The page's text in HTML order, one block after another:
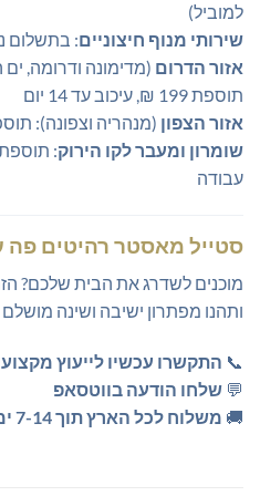
למוביל)
שירותי מנוף חיצוניים: בתשלום
אזור הדרום (מדימונה ודרומה,
תוספת 199 ₪, עיכוב עד 14 יום
אזור הצפון (מנהריה וצפונה): תוספת 199 ₪, עיכוב עד
שומרון ומעבר לקו הירוק
עבודה
סטייל מאסטר רהיטים פה
מוכנים לשדרג את הבית שלכם?
ותהנו מפתרון ישיבה ושינה מושלם
📞 התקשרו עכשיו לייעוץ
💬 שלחו הודעה בווטסאפ
🚚 משלוח לכל הארץ תוך 7-14 ימי עסקים